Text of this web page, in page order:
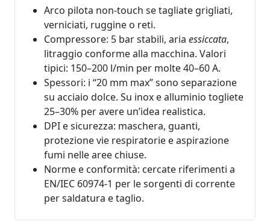
Arco pilota non‑touch se tagliate grigliati,
verniciati, ruggine o reti.
Compressore: 5 bar stabili, aria essiccata,
litraggio conforme alla macchina. Valori
tipici: 150–200 l/min per molte 40–60 A.
Spessori: i “20 mm max” sono separazione
su acciaio dolce. Su inox e alluminio togliete
25–30% per avere un’idea realistica.
DPI e sicurezza: maschera, guanti,
protezione vie respiratorie e aspirazione
fumi nelle aree chiuse.
Norme e conformità: cercate riferimenti a
EN/IEC 60974‑1 per le sorgenti di corrente
per saldatura e taglio.